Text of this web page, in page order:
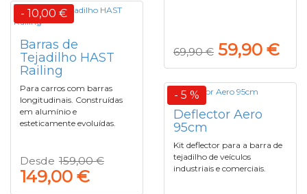
69,90 € 59,90 €
- 10,00 €
Barras de
Tejadilho HAST
Railing
Para carros com barras
longitudinais. Construídas
em alumínio e
esteticamente evoluídas.
Desde 159,00 €
149,00 €
- 5 %
Deflector Aero
95cm
Kit deflector para a barra de
tejadilho de veículos
industriais e comerciais.